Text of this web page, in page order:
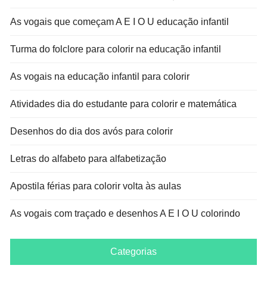
As vogais que começam A E I O U educação infantil
Turma do folclore para colorir na educação infantil
As vogais na educação infantil para colorir
Atividades dia do estudante para colorir e matemática
Desenhos do dia dos avós para colorir
Letras do alfabeto para alfabetização
Apostila férias para colorir volta às aulas
As vogais com traçado e desenhos A E I O U colorindo
Categorias